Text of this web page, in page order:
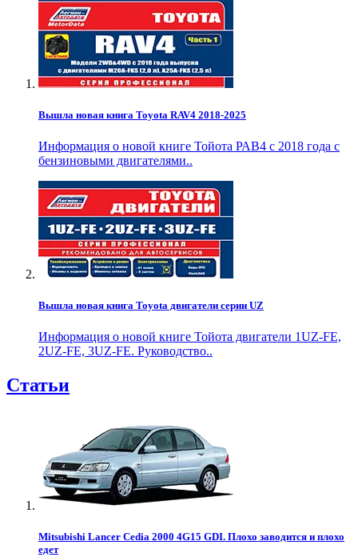
Вышла новая книга Toyota RAV4 2018-2025
Информация о новой книге Тойота РАВ4 с 2018 года с
бензиновыми двигателями..
Вышла новая книга Toyota двигатели серии UZ
Информация о новой книге Тойота двигатели 1UZ-FE,
2UZ-FE, 3UZ-FE. Руководство..
Статьи
Mitsubishi Lancer Cedia 2000 4G15 GDI. Плохо заводится и плохо
едет